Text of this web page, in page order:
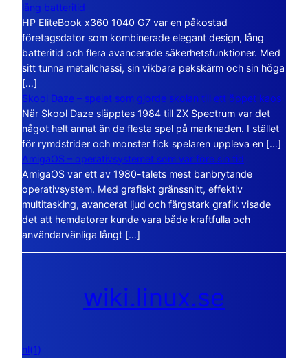
lång batteritid
HP EliteBook x360 1040 G7 var en påkostad
företagsdator som kombinerade elegant design, lång
batteritid och flera avancerade säkerhetsfunktioner. Med
sitt tunna metallchassi, sin vikbara pekskärm och sin höga
[…]
Skool Daze – spelet som gjorde skolan till ett öppet kaos
När Skool Daze släpptes 1984 till ZX Spectrum var det
något helt annat än de flesta spel på marknaden. I stället
för rymdstrider och monster fick spelaren uppleva en […]
AmigaOS – operativsystemet som var före sin tid
AmigaOS var ett av 1980-talets mest banbrytande
operativsystem. Med grafiskt gränssnitt, effektiv
multitasking, avancerat ljud och färgstark grafik visade
det att hemdatorer kunde vara både kraftfulla och
användarvänliga långt […]
wiki.linux.se
nl(1)